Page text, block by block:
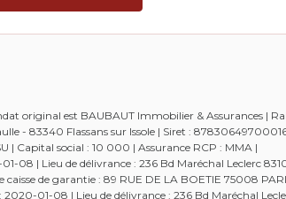
original est BAUBAUT Immobilier & Assurances |
- 83340 Flassans sur Issole | Siret :
Capital social : 10 000 | Assurance RCP : MMA |
| Lieu de délivrance : 236 Bd Maréchal Leclerc
caisse de garantie : 89 RUE DE LA BOETIE 75008
01-08 | Lieu de délivrance : 236 Bd Maréchal